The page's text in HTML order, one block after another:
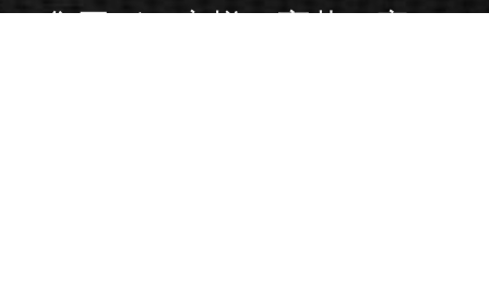
集団がお客様の変革に寄り